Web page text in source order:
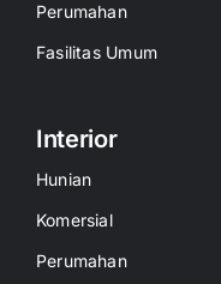
Perumahan
Fasilitas Umum
Interior
Hunian
Komersial
Perumahan